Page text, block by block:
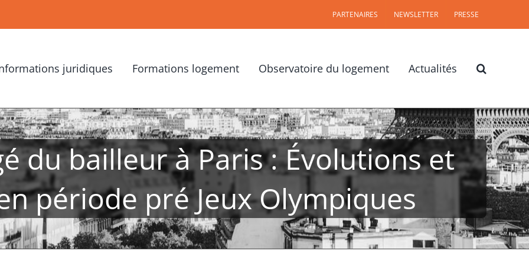
PARTENAIRES NEWSLETTER PRESSE
juridiques Formations logement Observatoire du logement Actualités
du bailleur à Paris : Évolutions et
période pré Jeux Olympiques